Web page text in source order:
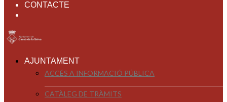
CONTACTE
AJUNTAMENT
ACCÉS A INFORMACIÓ PÚBLICA
CATÀLEG DE TRÀMITS